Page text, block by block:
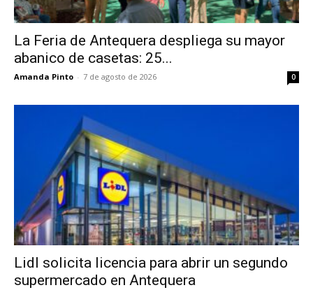
La Feria de Antequera despliega su mayor
abanico de casetas: 25...
Amanda Pinto - 7 de agosto de 2026 0
Lidl solicita licencia para abrir un segundo
supermercado en Antequera